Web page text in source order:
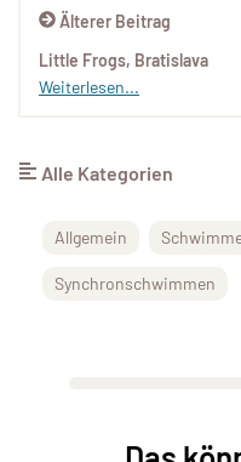
Älterer Beitrag
Little Frogs, Bratislava
Weiterlesen...
Alle Kategorien
Allgemein
Synchronschwimmen